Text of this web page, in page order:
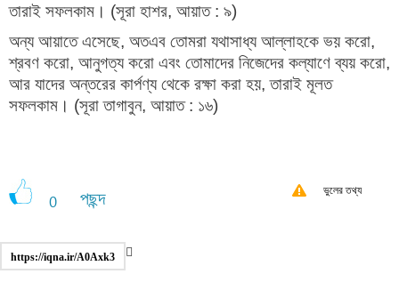
তারাই সফলকাম। (সূরা হাশর, আয়াত : ৯)
অন্য আয়াতে এসেছে, অতএব তোমরা যথাসাধ্য আল্লাহকে ভয় করো,
শ্রবণ করো, আনুগত্য করো এবং তোমাদের নিজেদের কল্যাণে ব্যয় করো,
আর যাদের অন্তরের কার্পণ্য থেকে রক্ষা করা হয়, তারাই মূলত
সফলকাম। (সূরা তাগাবুন, আয়াত : ১৬)
0 পছন্দ ভুলের তথ্য
https://iqna.ir/A0Axk3